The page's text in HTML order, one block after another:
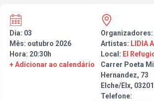
Dia: 03
Mês: outubro 2026
Hora: 20:30h
+ Adicionar ao calendário
Organizadores:
Artistas: LIDIA
Local: El
Carrer Poeta
Hernandez, 73
Elche/Elx, 03201
Telefone: